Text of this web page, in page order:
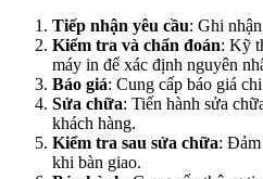
Tiếp nhận yêu cầu: Ghi
Kiểm tra và chẩn đoán: Kỹ
máy in để xác định nguyên
Báo giá: Cung cấp báo giá
Sửa chữa: Tiến hành sửa
khách hàng.
Kiểm tra sau sửa chữa: Đảm
khi bàn giao.